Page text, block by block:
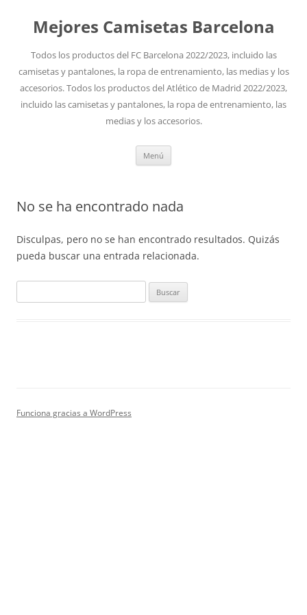
Mejores Camisetas Barcelona
Todos los productos del FC Barcelona 2022/2023, incluido las
camisetas y pantalones, la ropa de entrenamiento, las medias y los
accesorios. Todos los productos del Atlético de Madrid 2022/2023,
incluido las camisetas y pantalones, la ropa de entrenamiento, las
medias y los accesorios.
Menú
No se ha encontrado nada
Disculpas, pero no se han encontrado resultados. Quizás
pueda buscar una entrada relacionada.
Funciona gracias a WordPress